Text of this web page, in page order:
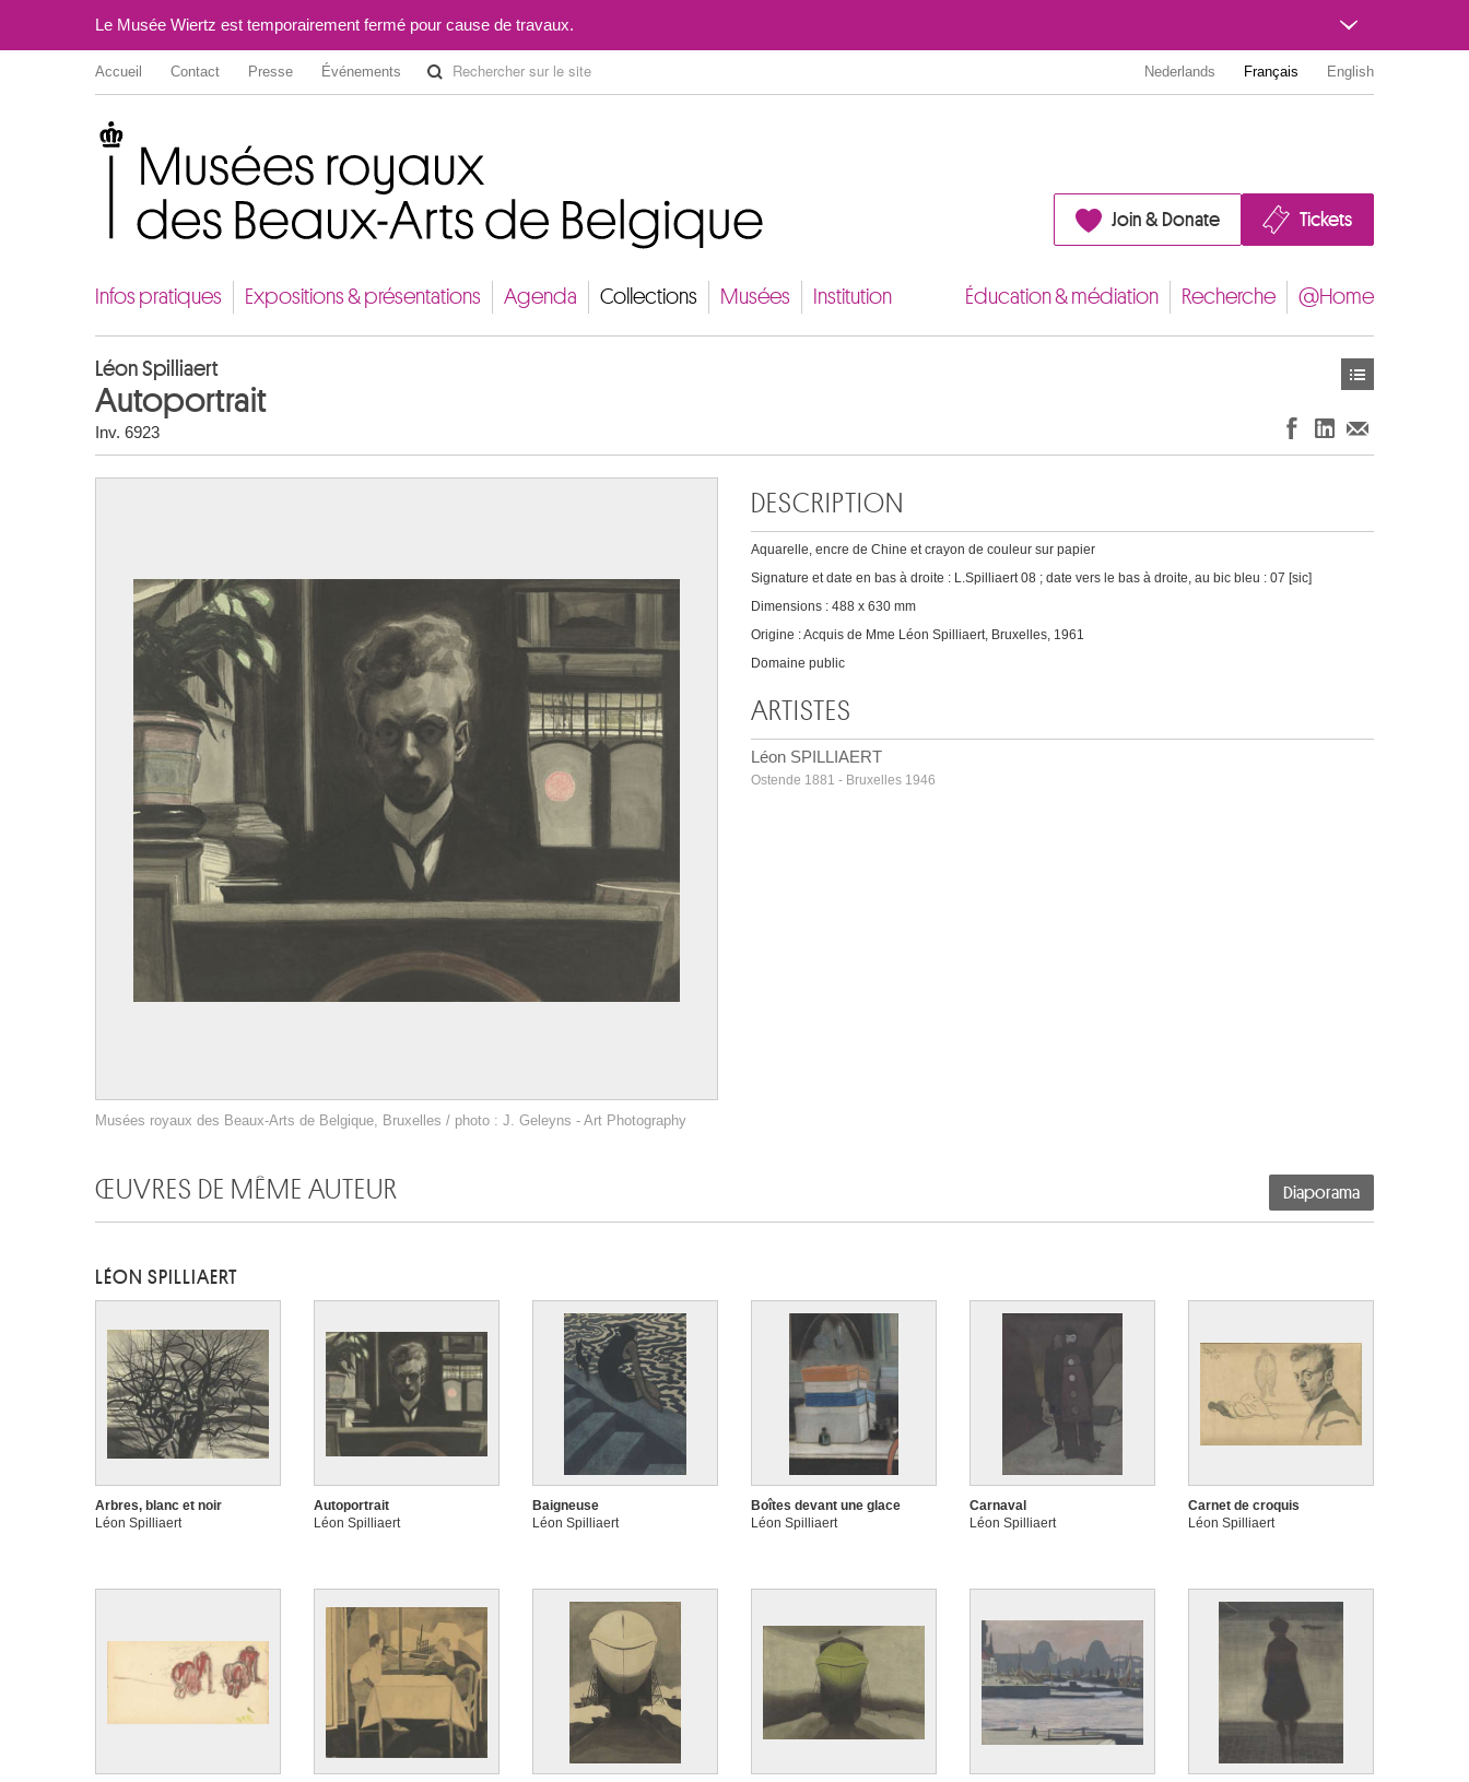
Le Musée Wiertz est temporairement fermé pour cause de travaux.
Accueil Contact Presse Événements Nederlands Français English
Join & Donate Tickets
Infos pratiques Expositions & présentations Agenda Collections Musées Institution Éducation & médiation Recherche @Home
Léon Spilliaert
Autoportrait
Inv. 6923
Musées royaux des Beaux-Arts de Belgique, Bruxelles / photo : J. Geleyns - Art Photography
DESCRIPTION
Aquarelle, encre de Chine et crayon de couleur sur papier
Signature et date en bas à droite : L.Spilliaert 08 ; date vers le bas à droite, au bic bleu : 07 [sic]
Dimensions : 488 x 630 mm
Origine : Acquis de Mme Léon Spilliaert, Bruxelles, 1961
Domaine public
ARTISTES
Léon SPILLIAERT
Ostende 1881 - Bruxelles 1946
ŒUVRES DE MÊME AUTEUR Diaporama
LÉON SPILLIAERT
Arbres, blanc et noir
Léon Spilliaert
Autoportrait
Léon Spilliaert
Baigneuse
Léon Spilliaert
Boîtes devant une glace
Léon Spilliaert
Carnaval
Léon Spilliaert
Carnet de croquis
Léon Spilliaert